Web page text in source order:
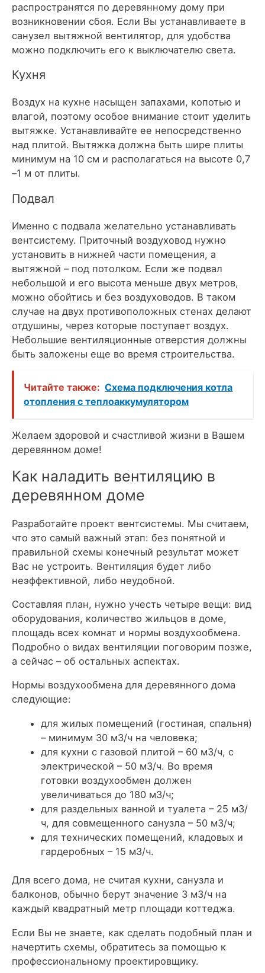
распространятся по деревянному дому при
возникновении сбоя. Если Вы устанавливаете в
санузел вытяжной вентилятор, для удобства
можно подключить его к выключателю света.
Кухня
Воздух на кухне насыщен запахами, копотью и
влагой, поэтому особое внимание стоит уделить
вытяжке. Устанавливайте ее непосредственно
над плитой. Вытяжка должна быть шире плиты
минимум на 10 см и располагаться на высоте 0,7
–1 м от плиты.
Подвал
Именно с подвала желательно устанавливать
вентсистему. Приточный воздуховод нужно
установить в нижней части помещения, а
вытяжной – под потолком. Если же подвал
небольшой и его высота меньше двух метров,
можно обойтись и без воздуховодов. В таком
случае на двух противоположных стенах делают
отдушины, через которые поступает воздух.
Небольшие вентиляционные отверстия должны
быть заложены еще во время строительства.
Читайте также: Схема подключения котла
отопления с теплоаккумулятором
Желаем здоровой и счастливой жизни в Вашем
деревянном доме!
Как наладить вентиляцию в
деревянном доме
Разработайте проект вентсистемы. Мы считаем,
что это самый важный этап: без понятной и
правильной схемы конечный результат может
Вас не устроить. Вентиляция будет либо
неэффективной, либо неудобной.
Составляя план, нужно учесть четыре вещи: вид
оборудования, количество жильцов в доме,
площадь всех комнат и нормы воздухообмена.
Подробно о видах вентиляции поговорим позже,
а сейчас – об остальных аспектах.
Нормы воздухообмена для деревянного дома
следующие:
для жилых помещений (гостиная, спальня)
– минимум 30 м3/ч на человека;
для кухни с газовой плитой – 60 м3/ч, с
электрической – 50 м3/ч. Во время
готовки воздухообмен должен
увеличиваться до 180 м3/ч;
для раздельных ванной и туалета – 25 м3/
ч, для совмещенного санузла – 50 м3/ч;
для технических помещений, кладовых и
гардеробных – 15 м3/ч.
Для всего дома, не считая кухни, санузла и
балконов, обычно берут значение 3 м3/ч на
каждый квадратный метр площади коттеджа.
Если Вы не знаете, как сделать подобный план и
начертить схемы, обратитесь за помощью к
профессиональному проектировщику.